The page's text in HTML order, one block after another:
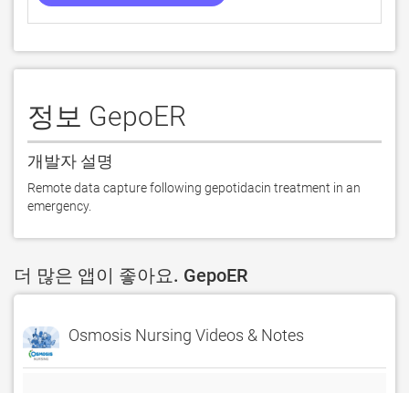
정보 GepoER
개발자 설명
Remote data capture following gepotidacin treatment in an
emergency.
더 많은 앱이 좋아요. GepoER
Osmosis Nursing Videos & Notes